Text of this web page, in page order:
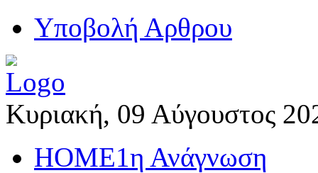
Yποβολή Αρθρου
Κυριακή, 09 Αύγουστος
HOME1η Ανάγνωση